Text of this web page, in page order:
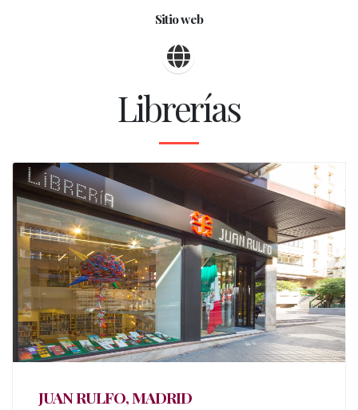
Sitio web
Librerías
JUAN RULFO, MADRID